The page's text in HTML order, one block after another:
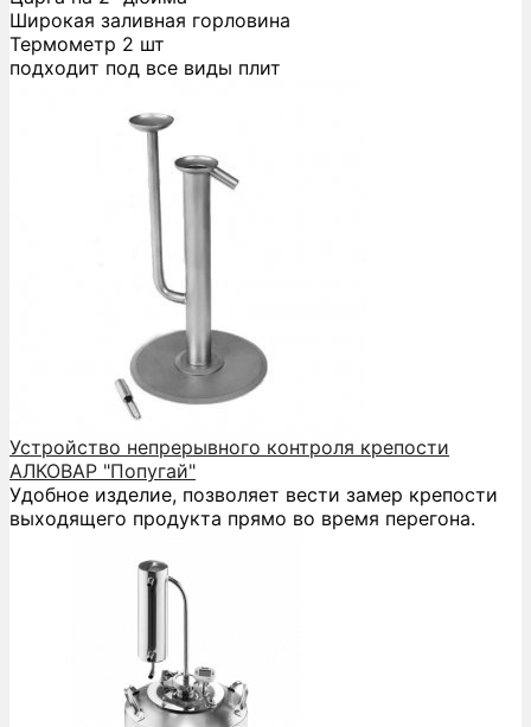
Широкая заливная горловина
Термометр 2 шт
подходит под все виды плит
Устройство непрерывного контроля крепости
АЛКОВАР "Попугай"
Удобное изделие, позволяет вести замер крепости
выходящего продукта прямо во время перегона.